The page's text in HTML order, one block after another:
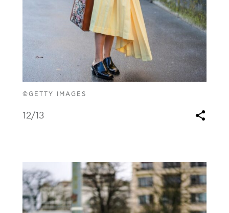
©GETTY IMAGES
12/13